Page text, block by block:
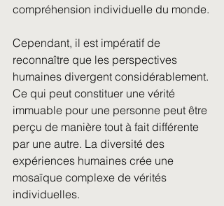
compréhension individuelle du monde.
Cependant, il est impératif de
reconnaître que les perspectives
humaines divergent considérablement.
Ce qui peut constituer une vérité
immuable pour une personne peut être
perçu de manière tout à fait différente
par une autre. La diversité des
expériences humaines crée une
mosaïque complexe de vérités
individuelles.